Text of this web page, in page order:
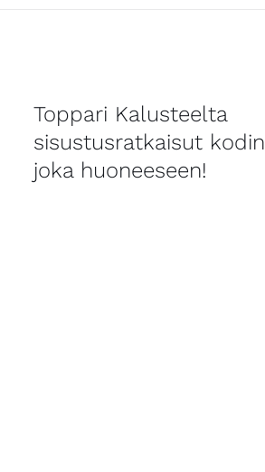
Toppari Kalusteelta
sisustusratkaisut kodin
joka huoneeseen!